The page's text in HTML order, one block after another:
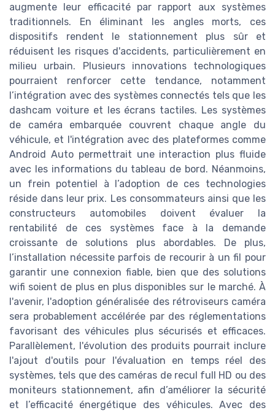
augmente leur efficacité par rapport aux systèmes
traditionnels. En éliminant les angles morts, ces
dispositifs rendent le stationnement plus sûr et
réduisent les risques d'accidents, particulièrement en
milieu urbain. Plusieurs innovations technologiques
pourraient renforcer cette tendance, notamment
l’intégration avec des systèmes connectés tels que les
dashcam voiture et les écrans tactiles. Les systèmes
de caméra embarquée couvrent chaque angle du
véhicule, et l'intégration avec des plateformes comme
Android Auto permettrait une interaction plus fluide
avec les informations du tableau de bord. Néanmoins,
un frein potentiel à l’adoption de ces technologies
réside dans leur prix. Les consommateurs ainsi que les
constructeurs automobiles doivent évaluer la
rentabilité de ces systèmes face à la demande
croissante de solutions plus abordables. De plus,
l’installation nécessite parfois de recourir à un fil pour
garantir une connexion fiable, bien que des solutions
wifi soient de plus en plus disponibles sur le marché. À
l'avenir, l'adoption généralisée des rétroviseurs caméra
sera probablement accélérée par des réglementations
favorisant des véhicules plus sécurisés et efficaces.
Parallèlement, l'évolution des produits pourrait inclure
l'ajout d'outils pour l'évaluation en temps réel des
systèmes, tels que des caméras de recul full HD ou des
moniteurs stationnement, afin d’améliorer la sécurité
et l’efficacité énergétique des véhicules. Avec des